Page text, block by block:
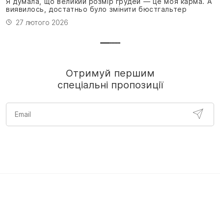
виявилось, достатньо було змінити бюстгальтер
27 лютого 2026
Отримуй першим
спеціальні пропозиції